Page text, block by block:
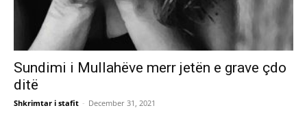
Sundimi i Mullahëve merr jetën e grave çdo
ditë
Shkrimtar i stafit - December 31, 2021